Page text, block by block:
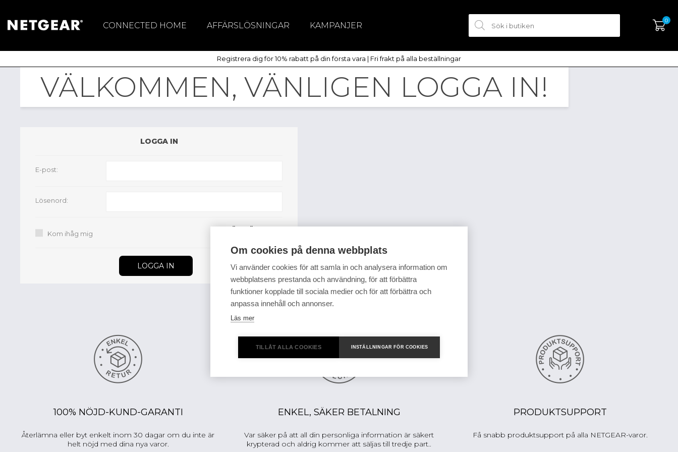
CONNECTED HOME
Mobila Routers &
Routrar
Meural Digital
Fotoram
AFFÄRSLÖSNINGAR
Trådlöst
KAMPANJER
SKAPA KONTO
LOGGA IN
0
Registrera dig för 10% rabatt på din första vara | Fri frakt på alla beställningar
VÄLKOMMEN, VÄNLIGEN LOGGA IN!
LOGGA IN
E-post:
Lösenord:
Kom ihåg mig
Glömt lösenord?
100% NÖJD-KUND-GARANTI
Återlämna eller byt enkelt inom 30 dagar om du inte är
helt nöjd med dina nya varor.
ENKEL, SÄKER BETALNING
Var säker på att all din personliga information är säkert
krypterad och aldrig kommer att säljas till tredje part..
PRODUKTSUPPORT
Få snabb produktsupport på alla NETGEAR-varor.
Om cookies på denna webbplats
Vi använder cookies för att samla in och analysera information om
webbplatsens prestanda och användning, för att förbättra
funktioner kopplade till sociala medier och för att förbättra och
anpassa innehåll och annonser.
Läs mer
TILLÅT ALLA COOKIES INSTÄLLNINGAR FÖR COOKIES